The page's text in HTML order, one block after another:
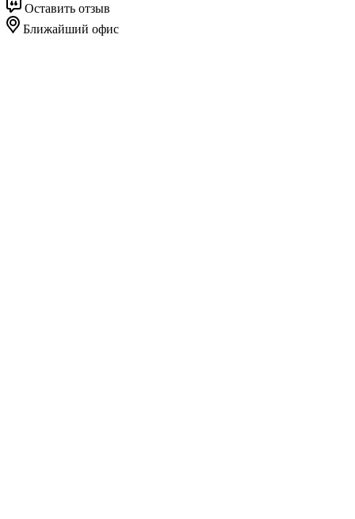
Оставить отзыв
Ближайший офис